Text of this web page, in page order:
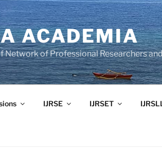
ACADEMIA
Network of Professional Researchers
IJRSE IJRSET